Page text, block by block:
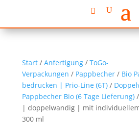
Start/ Anfertigung/ ToGo-
Verpackungen / Pappbecher/ Bio
bedrucken | Prio-Line (6T)/
Pappbecher Bio (6 Tage Lieferung)/
| doppelwandig | mit
300 ml